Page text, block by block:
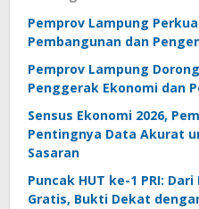
Pemprov Lampung
Pembangunan dan
Pemprov Lampung
Penggerak Ekonomi dan
Sensus Ekonomi 2026,
Pentingnya Data Akurat
Sasaran
Puncak HUT ke-1 PRI:
Gratis, Bukti Dekat